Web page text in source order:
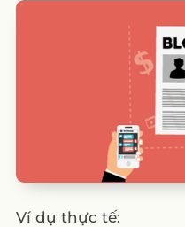
Ví dụ thực tế: